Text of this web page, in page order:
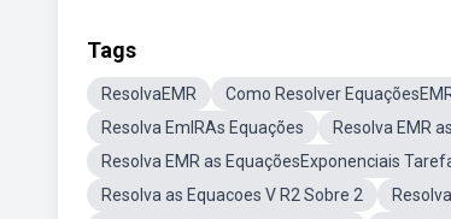
Tags
ResolvaEMR Como Resolver
Resolva EmIRAs Equações
Resolva EMR
Resolva EMR as EquaçõesExponenciais
Resolva as Equacoes V R2 Sobre 2